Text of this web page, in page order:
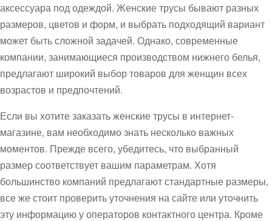
аксессуара под одеждой. Женские трусы бывают разных
размеров, цветов и форм, и выбрать подходящий вариант
может быть сложной задачей. Однако, современные
компании, занимающиеся производством нижнего белья,
предлагают широкий выбор товаров для женщин всех
возрастов и предпочтений.
Если вы хотите заказать женские трусы в интернет-
магазине, вам необходимо знать несколько важных
моментов. Прежде всего, убедитесь, что выбранный
размер соответствует вашим параметрам. Хотя
большинство компаний предлагают стандартные размеры,
все же стоит проверить уточнения на сайте или уточнить
эту информацию у операторов контактного центра. Кроме